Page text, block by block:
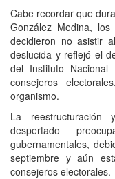
Cabe recordar que
González Medina,
decidieron no asistir
deslucida y reflejó el
del Instituto
consejeros
organismo.
La
despertado
gubernamentales,
septiembre y aún
consejeros electorales.